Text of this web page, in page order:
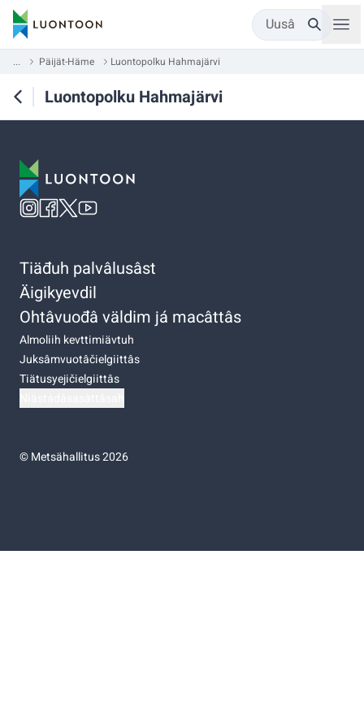
Uusâ
... Päijät-Häme Luontopolku Hahmajärvi
Luontopolku Hahmajärvi
Tiäđuh palvâlusâst
Äigikyevdil
Ohtâvuođâ väldim já macâttâs
Almoliih kevttimiävtuh
Juksâmvuotâčielgiittâs
Tiätusyejičielgiittâs
©Metsähallitus 2026